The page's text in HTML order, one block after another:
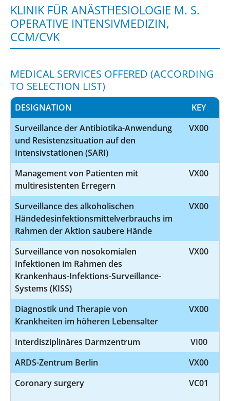
KLINIK FÜR ANÄSTHESIOLOGIE M. S.
OPERATIVE INTENSIVMEDIZIN,
CCM/CVK
MEDICAL SERVICES OFFERED (ACCORDING
TO SELECTION LIST)
DESIGNATION
KEY
Surveillance der Antibiotika-Anwendung
und Resistenzsituation auf den
Intensivstationen (SARI)
VX00
Management von Patienten mit
multiresistenten Erregern
VX00
Surveillance des alkoholischen
Händedesinfektionsmittelverbrauchs im
Rahmen der Aktion saubere Hände
VX00
Surveillance von nosokomialen
Infektionen im Rahmen des
Krankenhaus-Infektions-Surveillance-
Systems (KISS)
VX00
Diagnostik und Therapie von
Krankheiten im höheren Lebensalter
VX00
Interdisziplinäres Darmzentrum
VI00
ARDS-Zentrum Berlin
VX00
Coronary surgery
VC01